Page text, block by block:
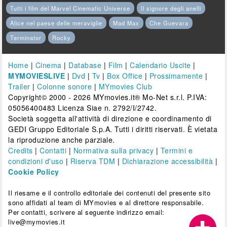
Tutti i film del Marvel Cinematic Universe
Il signore degli anelli
Alice nel paese delle meraviglie
Mad Max
Che Guevara
Terminator
Rocky
Home | Cinema | Database | Film |Calendario Uscite |
MYMOVIESLIVE | Dvd | Tv | Box Office | Prossimamente |
Trailer |Colonne sonore | MYmovies Club
Copyright© 2000 - 2026 MYmovies.it® Mo-Net s.r.l. P.IVA:
05056400483 Licenza Siae n. 2792/I/2742.
Società soggetta all'attività di direzione e coordinamento di
GEDI Gruppo Editoriale S.p.A. Tutti i diritti riservati. È vietata
la riproduzione anche parziale.
Credits |Contatti | Normativa sulla privacy | Termini e
condizioni d'uso | Riserva TDM | Dichiarazione accessibilità |
Cookie Policy
Il riesame e il controllo editoriale dei contenuti del presente sito
sono affidati al team di MYmovies e al direttore responsabile.
Per contatti, scrivere al seguente indirizzo email:
live@mymovies.it